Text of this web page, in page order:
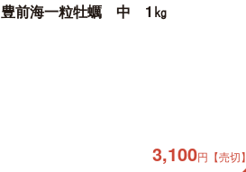
豊前海一粒牡蠣 中 1㎏
3,100円【売切】